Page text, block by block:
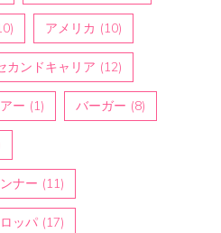
アメリカ (10)
カンドキャリア (12)
ー (1) バーガー (8)
ナー (11)
ッパ (17)